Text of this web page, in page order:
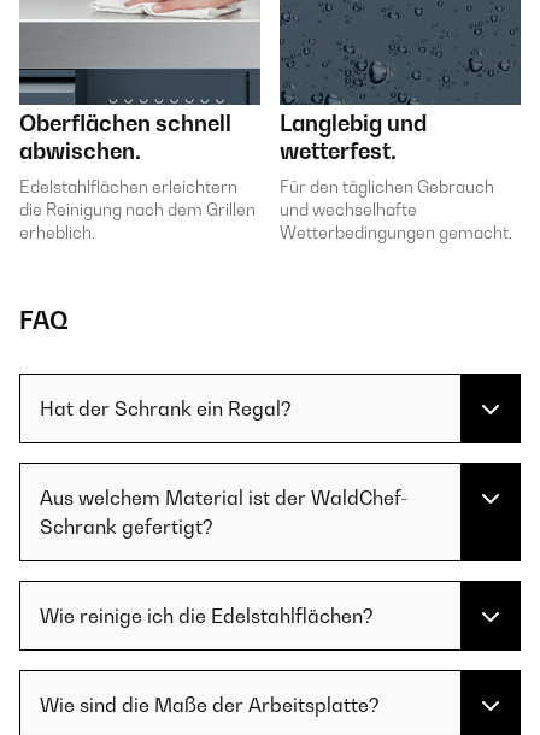
Oberflächen schnell
abwischen.
Edelstahlflächen erleichtern
die Reinigung nach dem Grillen
erheblich.
Langlebig und
wetterfest.
Für den täglichen Gebrauch
und wechselhafte
Wetterbedingungen gemacht.
FAQ
Hat der Schrank ein Regal?
Aus welchem Material ist der WaldChef-
Schrank gefertigt?
Wie reinige ich die Edelstahlflächen?
Wie sind die Maße der Arbeitsplatte?